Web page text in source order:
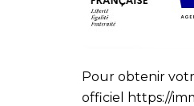
Pour obtenir
officiel
https://